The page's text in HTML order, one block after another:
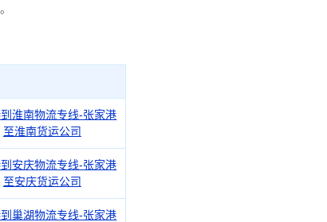
淮南物流专线-张家港
至淮南货运公司
安庆物流专线-张家港
至安庆货运公司
巢湖物流专线-张家港